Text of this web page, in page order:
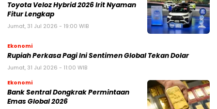
Toyota Veloz Hybrid 2026 Irit Nyaman
Fitur Lengkap
Jumat, 31 Jul 2026 - 19:00 WIB
Ekonomi
Rupiah Perkasa Pagi Ini Sentimen Global Tekan Dolar
Jumat, 31 Jul 2026 - 11:00 WIB
Ekonomi
Bank Sentral Dongkrak Permintaan
Emas Global 2026